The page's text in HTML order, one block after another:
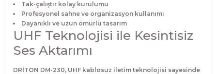
Tak-çalıştır kolay kurulumu
Profesyonel sahne ve organizasyon kullanımı
Dayanıklı ve uzun ömürlü tasarım
UHF Teknolojisi ile Kesintisiz
Ses Aktarımı
DRİTON DM-230, UHF kablosuz iletim teknolojisi sayesinde